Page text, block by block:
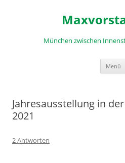
München zwischen
Menü
Jahresausstellung in
2021
2 Antworten